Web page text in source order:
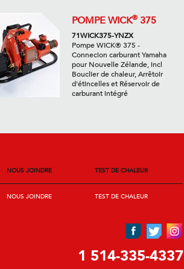
POMPE WICK®375
71WICK375-YNZX
Pompe WICK® 375 -
Connecion carburant Yamaha
pour Nouvelle Zélande, incl
Bouclier de chaleur, Arrêtoir
d'étincelles et Réservoir de
carburant intégré
NOUS JOINDRE
NOUS JOINDRE
TEST DE CHALEUR
TEST DE CHALEUR
1 514-335-4337